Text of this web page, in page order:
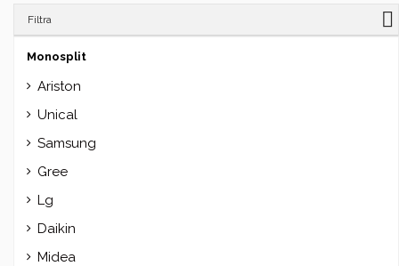
Filtra
Monosplit
Ariston
Unical
Samsung
Gree
Lg
Daikin
Midea